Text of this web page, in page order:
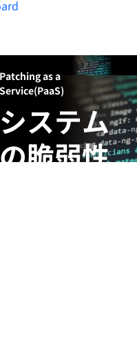
Patching as a
Service(PaaS)
システム
の脆弱性